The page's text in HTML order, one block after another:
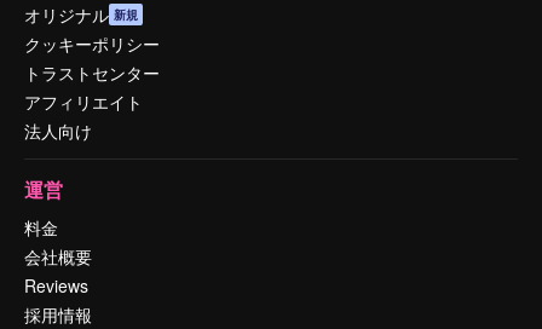
オリジナル 新規
クッキーポリシー
トラストセンター
アフィリエイト
法人向け
運営
料金
会社概要
Reviews
採用情報